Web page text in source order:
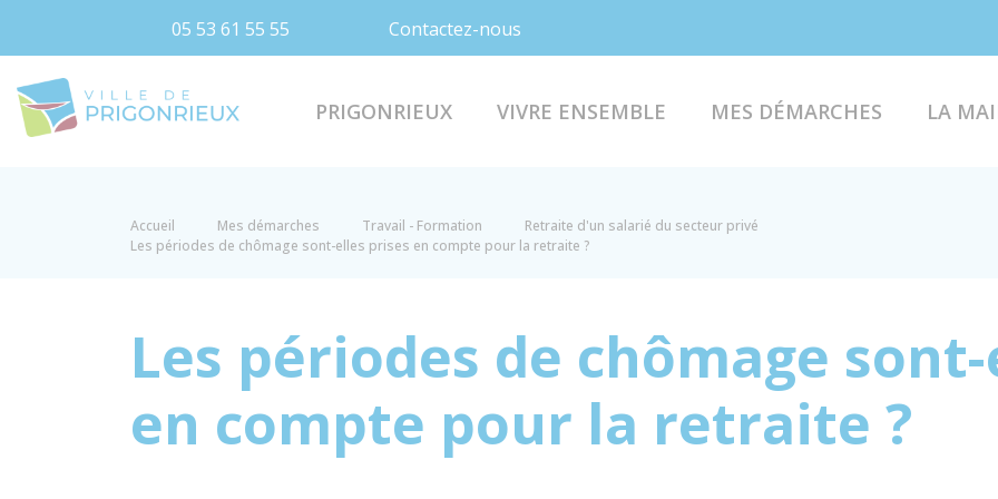
05 53 61 55 55 Contactez-nous
PRIGONRIEUX VIVRE ENSEMBLE MES DÉMARCHES LA
Accueil Mes démarches Travail - Formation
Retraite d'un salarié du secteur privé
Les périodes de chômage sont-elles prises en compte pour la retraite ?
Les périodes de chômage
en compte pour la retraite ?